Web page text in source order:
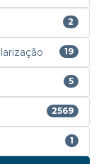
2
19
5
2569
1